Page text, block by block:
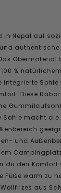
in Nepal auf
authentische
Obermaterial
%
integrierte Sohle
Diese
Sohle macht die
und
du den Komfort
Füße warm zu
aus